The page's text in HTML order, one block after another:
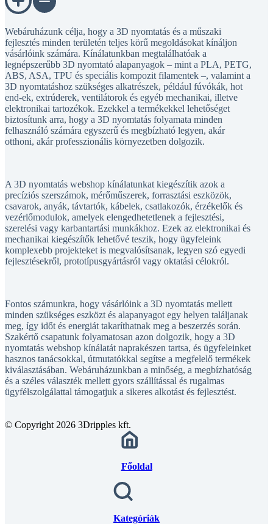
fejlesztés minden területén teljes körű megoldásokat kínáljon
vásárlóink számára. Kínálatunkban megtalálhatóak a
legnépszerűbb 3D nyomtató alapanyagok – mint a PLA, PETG,
ABS, ASA, TPU és speciális kompozit filamentek –, valamint a
3D nyomtatáshoz szükséges alkatrészek, például fúvókák, hot
end-ek, extrúderek, ventilátorok és egyéb mechanikai, illetve
elektronikai tartozékok. Ezekkel a termékekkel lehetőséget
biztosítunk arra, hogy a 3D nyomtatás folyamata minden
felhasználó számára egyszerű és megbízható legyen, akár
otthoni, akár professzionális környezetben dolgozik.
precíziós szerszámok, mérőműszerek, forrasztási eszközök,
csavarok, anyák, távtartók, kábelek, csatlakozók, érzékelők és
vezérlőmodulok, amelyek elengedhetetlenek a fejlesztési,
szerelési vagy karbantartási munkákhoz. Ezek az elektronikai és
mechanikai kiegészítők lehetővé teszik, hogy ügyfeleink
komplexebb projekteket is megvalósítsanak, legyen szó egyedi
fejlesztésekről, prototípusgyártásról vagy oktatási célokról.
minden szükséges eszközt és alapanyagot egy helyen találjanak
meg, így időt és energiát takaríthatnak meg a beszerzés során.
Szakértő csapatunk folyamatosan azon dolgozik, hogy a 3D
nyomtatás webshop kínálatát naprakészen tartsa, és ügyfeleinket
hasznos tanácsokkal, útmutatókkal segítse a megfelelő termékek
kiválasztásában. Webáruházunkban a minőség, a megbízhatóság
és a széles választék mellett gyors szállítással és rugalmas
ügyfélszolgálattal támogatjuk a sikeres alkotást és fejlesztést.